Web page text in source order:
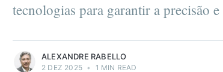
tecnologias para garantir a precisão
ALEXANDRE RABELLO
2 DEZ 2025 • 1 MIN READ